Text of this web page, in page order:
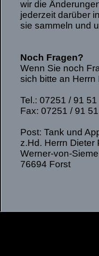
wir die
jederzeit darüber
sie sammeln und
Noch Fragen?
Wenn Sie noch
sich bitte an Herrn
Tel.: 07251 / 91 51
Fax: 07251 / 91
Post: Tank und
z.Hd. Herrn Dieter
Werner-von-
76694 Forst